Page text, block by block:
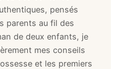
pensés
parents au fil des
de deux enfants, je
mes conseils
et les premiers